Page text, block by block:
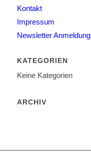
Kontakt
Impressum
Newsletter Anmeldung
KATEGORIEN
Keine Kategorien
ARCHIV